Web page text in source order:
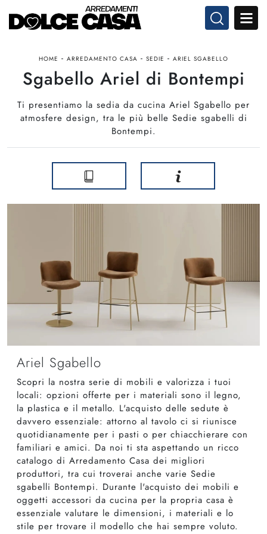
HOME - ARREDAMENTO CASA - SEDIE - ARIEL SGABELLO
Sgabello Ariel di Bontempi
Ti presentiamo la sedia da cucina Ariel Sgabello per
atmosfere design, tra le più belle Sedie sgabelli di
Bontempi.
Ariel Sgabello
Scopri la nostra serie di mobili e valorizza i tuoi
locali: opzioni offerte per i materiali sono il legno,
la plastica e il metallo. L'acquisto delle sedute è
davvero essenziale: attorno al tavolo ci si riunisce
quotidianamente per i pasti o per chiacchierare con
familiari e amici. Da noi ti sta aspettando un ricco
catalogo di Arredamento Casa dei migliori
produttori, tra cui troverai anche varie Sedie
sgabelli Bontempi. Durante l'acquisto dei mobili e
oggetti accessori da cucina per la propria casa è
essenziale valutare le dimensioni, i materiali e lo
stile per trovare il modello che hai sempre voluto.